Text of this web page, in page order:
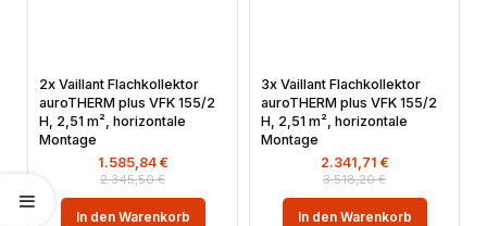
2x Vaillant Flachkollektor
auroTHERM plus VFK 155/2
H, 2,51 m², horizontale
Montage
2.345,50€
1.585,84 €
In den Warenkorb
3x Vaillant Flachkollektor
auroTHERM plus VFK 155/2
H, 2,51 m², horizontale
Montage
3.518,20€
2.341,71 €
In den Warenkorb